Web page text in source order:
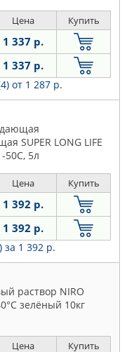
Цена Купить
1 337 р.
1 337 р.
от 1 287 р.
SUPER LONG LIFE
50C, 5л
Цена Купить
1 392 р.
1 392 р.
за 1 392 р.
раствор NIRO
зелёный 10кг
Цена Купить